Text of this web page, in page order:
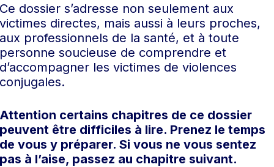
dossier s’adresse non seulement aux
directes, mais aussi à leurs proches,
professionnels de la santé, et à toute
soucieuse de comprendre et
les victimes de violences
certains chapitres de ce dossier
être difficiles à lire. Prenez le temps
vous y préparer. Si vous ne vous sentez
à l’aise, passez au chapitre suivant.